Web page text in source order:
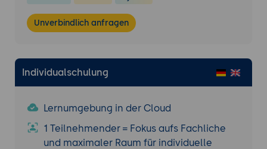
Unverbindlich anfragen
Individualschulung
Lernumgebung in der Cloud
1 Teilnehmender = Fokus aufs Fachliche
und maximaler Raum für individuelle